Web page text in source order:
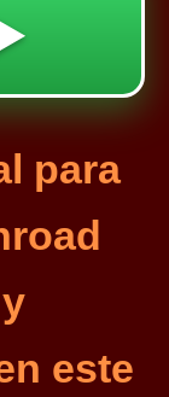
para
este